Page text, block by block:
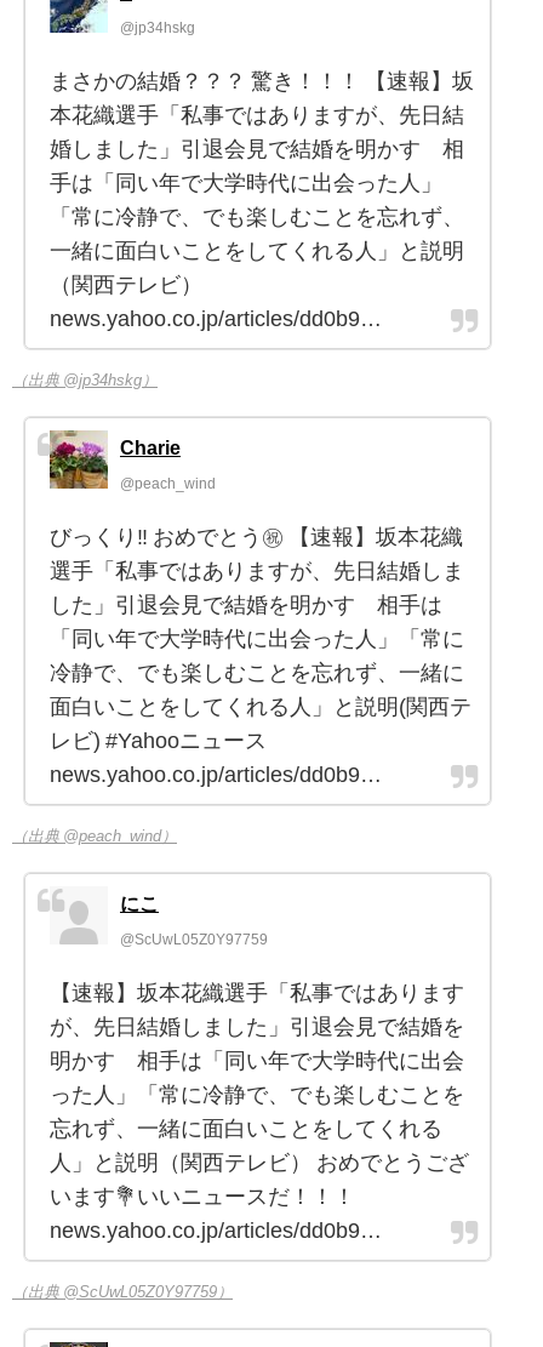
@jp34hskg
まさかの結婚？？？ 驚き！！！ 【速報】坂
本花織選手「私事ではありますが、先日結
婚しました」引退会見で結婚を明かす 相
手は「同い年で大学時代に出会った人」
「常に冷静で、でも楽しむことを忘れず、
一緒に面白いことをしてくれる人」と説明
（関西テレビ）
news.yahoo.co.jp/articles/dd0b9…
（出典 @jp34hskg）
Charie
@peach_wind
びっくり‼️ おめでとう㊗️ 【速報】坂本花織
選手「私事ではありますが、先日結婚しま
した」引退会見で結婚を明かす 相手は
「同い年で大学時代に出会った人」「常に
冷静で、でも楽しむことを忘れず、一緒に
面白いことをしてくれる人」と説明(関西テ
レビ) #Yahooニュース
news.yahoo.co.jp/articles/dd0b9…
（出典 @peach_wind）
にこ
@ScUwL05Z0Y97759
【速報】坂本花織選手「私事ではあります
が、先日結婚しました」引退会見で結婚を
明かす 相手は「同い年で大学時代に出会
った人」「常に冷静で、でも楽しむことを
忘れず、一緒に面白いことをしてくれる
人」と説明（関西テレビ） おめでとうござ
います💐いいニュースだ！！！
news.yahoo.co.jp/articles/dd0b9…
（出典 @ScUwL05Z0Y97759）